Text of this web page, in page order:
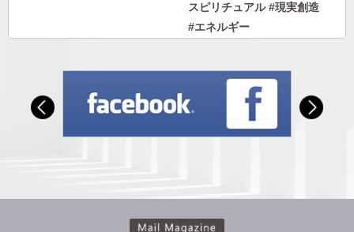
スピリチュアル #現実創造
#エネルギー
自分に優しくなれない人に
人から否定されないエネル
#keikowahrheit #shorts #
スピリチュアル #現実創造